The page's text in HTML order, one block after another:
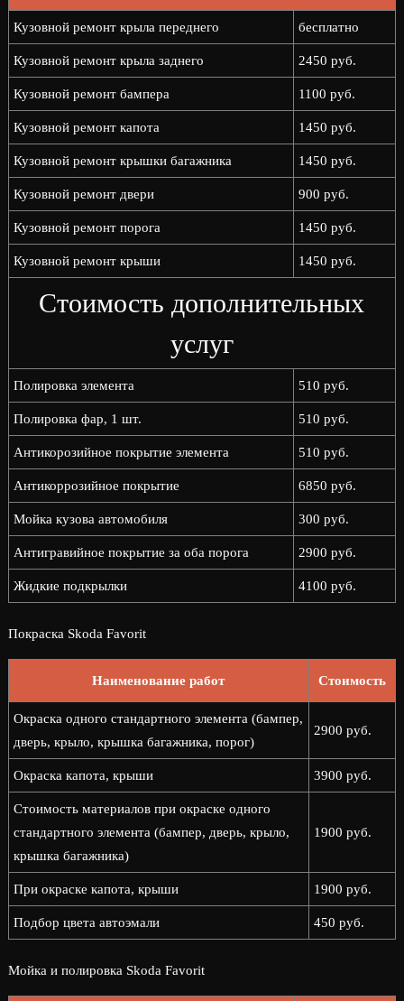
Кузовной ремонт крыла переднего бесплатно
Кузовной ремонт крыла заднего 2450 руб.
Кузовной ремонт бампера 1100 руб.
Кузовной ремонт капота 1450 руб.
Кузовной ремонт крышки багажника 1450 руб.
Кузовной ремонт двери 900 руб.
Кузовной ремонт порога 1450 руб.
Кузовной ремонт крыши 1450 руб.
Стоимость дополнительных
услуг
Полировка элемента 510 руб.
Полировка фар, 1 шт. 510 руб.
Антикорозийное покрытие элемента 510 руб.
Антикоррозийное покрытие 6850 руб.
Мойка кузова автомобиля 300 руб.
Антигравийное покрытие за оба порога 2900 руб.
Жидкие подкрылки 4100 руб.
Покраска Skoda Favorit
Наименование работ Стоимость
Окраска одного стандартного элемента (бампер,
дверь, крыло, крышка багажника, порог)
2900 руб.
Окраска капота, крыши 3900 руб.
Стоимость материалов при окраске одного
стандартного элемента (бампер, дверь, крыло,
крышка багажника)
1900 руб.
При окраске капота, крыши 1900 руб.
Подбор цвета автоэмали 450 руб.
Мойка и полировка Skoda Favorit